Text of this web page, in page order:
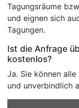
Tagungsräume
und eignen sich
Tagungen.
Ist die Anfrage
kostenlos?
Ja. Sie können
und unverbindlich